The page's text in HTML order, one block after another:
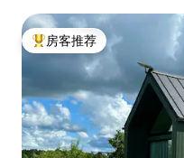
热门「房客推荐」
房客推荐